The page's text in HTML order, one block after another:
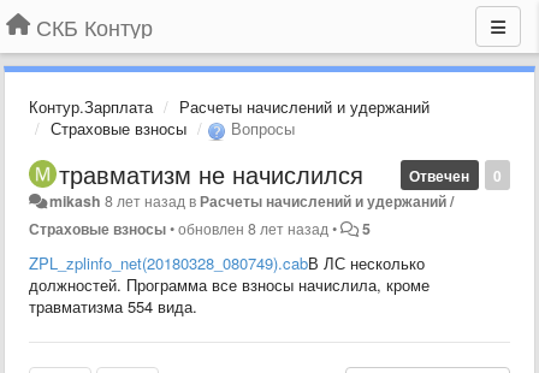
СКБ Контур
Контур.Зарплата
Расчеты начислений и удержаний
Страховые взносы
Вопросы
0
Отвечен
травматизм не начислился
mikash 8 лет назад вРасчеты начислений и удержаний /
Страховые взносы•обновлен 8 лет назад • 5
ZPL_zplinfo_net(20180328_080749).cabВ ЛС несколько
должностей. Программа все взносы начислила, кроме
травматизма 554 вида.